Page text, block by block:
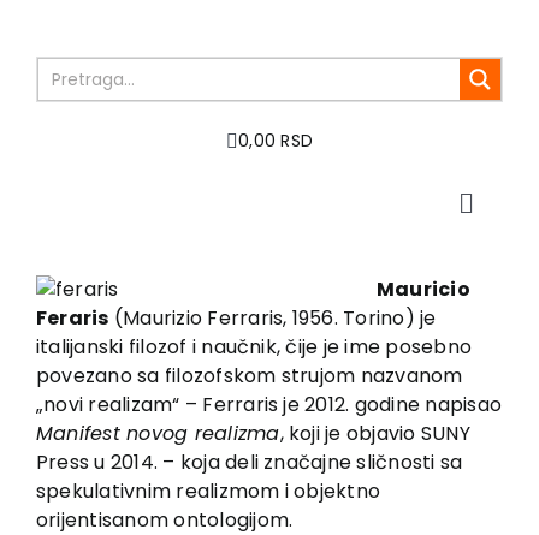
content
0,00 RSD
Toggle
About us
Books
In preparation
Sale
Authors
News
EU PROJECTS
Mauricio
Feraris (Maurizio Ferraris, 1956. Torino) je
italijanski filozof i naučnik, čije je ime posebno
povezano sa filozofskom strujom nazvanom
„novi realizam“ – Ferraris je 2012. godine napisao
Manifest novog realizma, koji je objavio SUNY
Press u 2014. – koja deli značajne sličnosti sa
spekulativnim realizmom i objektno
orijentisanom ontologijom.